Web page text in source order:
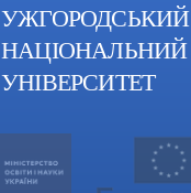
УЖГОРОДСЬКИЙ
НАЦІОНАЛЬНИЙ
УНІВЕРСИТЕТ